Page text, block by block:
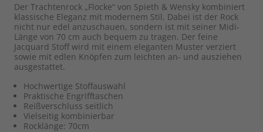
Der Trachtenrock „Flocke“ von Spieth & Wensky kombiniert
klassische Eleganz mit modernem Stil. Dabei ist der Rock
nicht nur edel anzuschauen, sondern ist mit seiner Midi-
Länge von 70 cm auch bequem zu tragen. Der feine
Jacquard Stoff wird mit einem eleganten Muster verziert
sowie mit edlen Knöpfen zum leichten an- und ausziehen
ausgestattet.
Hochwertige Stoffauswahl
Praktische Engrifftaschen
Reißverschluss seitlich
Vielseitig kombinierbar
Rocklänge: 70cm